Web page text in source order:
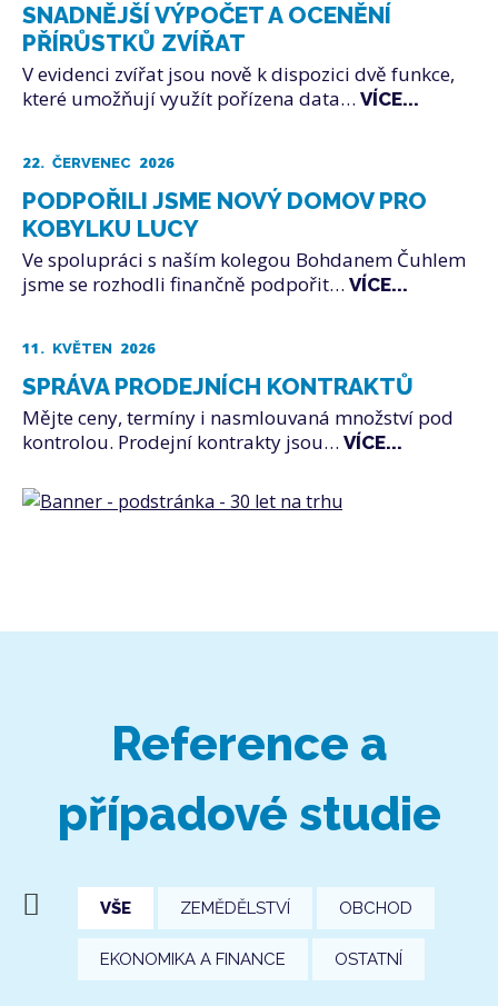
SNADNĚJŠÍ VÝPOČET A OCENĚNÍ
PŘÍRŮSTKŮ ZVÍŘAT
V evidenci zvířat jsou nově k dispozici dvě funkce,
které umožňují využít pořízena data… VÍCE...
22. ČERVENEC 2026
PODPOŘILI JSME NOVÝ DOMOV PRO
KOBYLKU LUCY
Ve spolupráci s naším kolegou Bohdanem Čuhlem
jsme se rozhodli finančně podpořit… VÍCE...
11. KVĚTEN 2026
SPRÁVA PRODEJNÍCH KONTRAKTŮ
Mějte ceny, termíny i nasmlouvaná množství pod
kontrolou. Prodejní kontrakty jsou… VÍCE...
Reference a
případové studie
VŠE ZEMĚDĚLSTVÍ OBCHOD
EKONOMIKA A FINANCE OSTATNÍ